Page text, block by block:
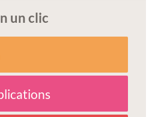
un clic